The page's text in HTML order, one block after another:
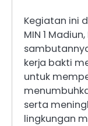
Kegiatan ini
MIN 1
kerja bakti
untuk
serta
lingkungan